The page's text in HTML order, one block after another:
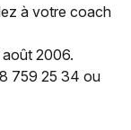
à votre coach
août 2006.
759 25 34 ou